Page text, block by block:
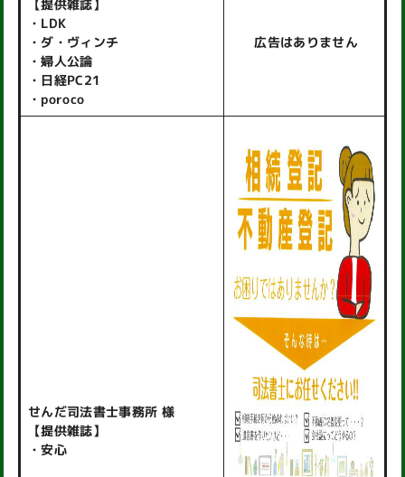
【提供雑誌】
・LDK
・ダ・ヴィンチ
・婦人公論
・日経PC21
・poroco
広告はありません
せんだ司法書士事務所 様
【提供雑誌】
・安心